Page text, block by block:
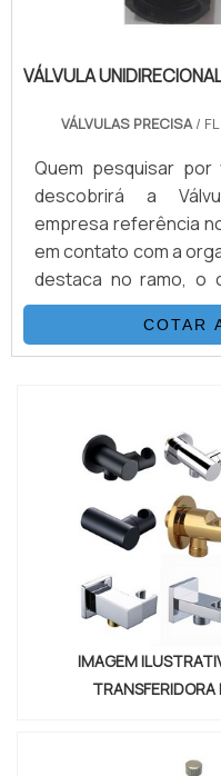
VÁLVULA
VÁLVULAS PRECISA/
Quem pesquisar por
descobrirá a
empresa referência
em contato com a
destaca no ramo, o
suporte completo
dúvidas sobre
adquirido.Quando o
profissionais da
encontrará
diversas opções d...
COTAR
IMAGEM
TRANSFERIDORA